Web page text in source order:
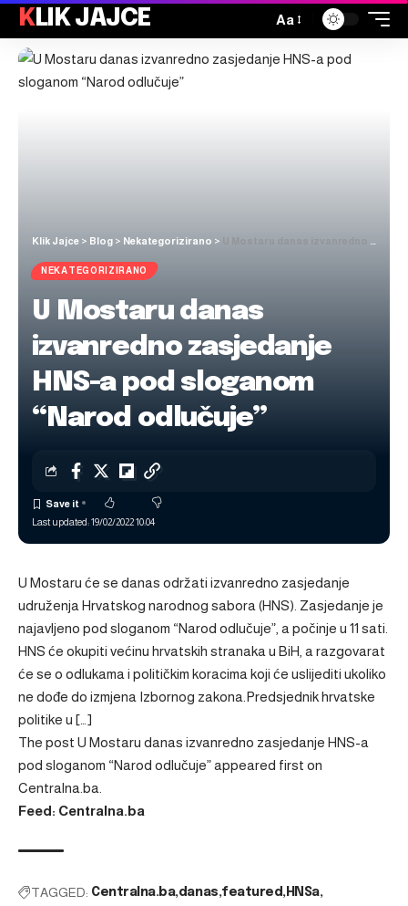
KLIK JAJCE Aa
Klik Jajce > Blog > Nekategorizirano >
NEKATEGORIZIRANO
U Mostaru danas
izvanredno zasjedanje
HNS-a pod sloganom
“Narod odlučuje”
Last updated: 19/02/2022 10:04
U Mostaru će se danas održati izvanredno zasjedanje
udruženja Hrvatskog narodnog sabora (HNS). Zasjedanje je
najavljeno pod sloganom “Narod odlučuje”, a počinje u 11 sati.
HNS će okupiti većinu hrvatskih stranaka u BiH, a razgovarat
će se o odlukama i političkim koracima koji će uslijediti ukoliko
ne dođe do izmjena Izbornog zakona.Predsjednik hrvatske
politike u […]
The post U Mostaru danas izvanredno zasjedanje HNS-a
pod sloganom “Narod odlučuje”appeared first on
Centralna.ba
Feed: Centralna.ba
TAGGED: Centralna.ba danas featured HNSa